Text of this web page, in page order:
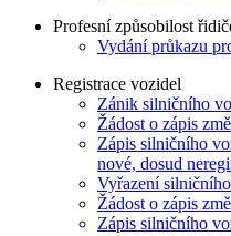
Profesní způsobilost
Vydání průkazu
Registrace vozidel
Zánik silničního
Žádost o zápis
Zápis silničního
nové, dosud
Vyřazení
Žádost o zápis
Zápis silničního